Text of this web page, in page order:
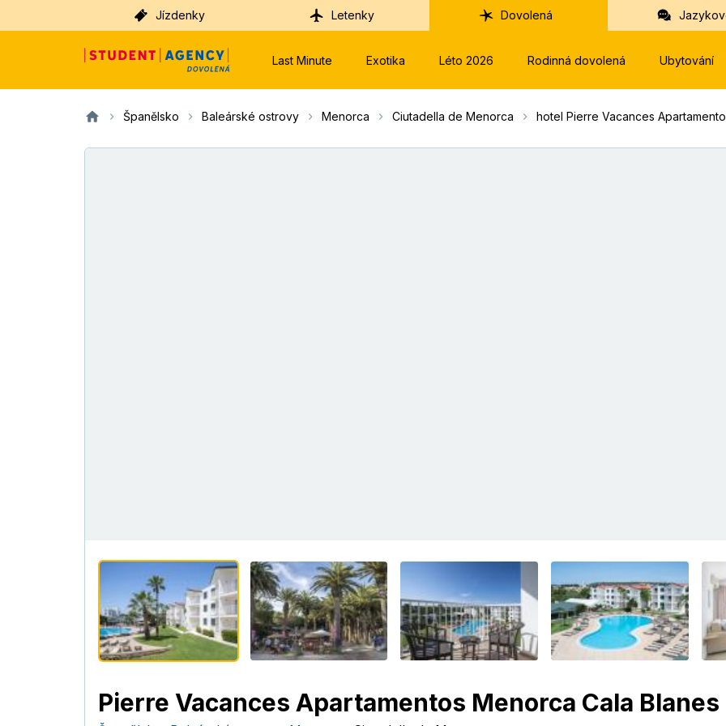
Jízdenky Letenky Dovolená
Last Minute Exotika Léto 2026 Rodinná dovolená Ubytování
Španělsko Baleárské ostrovy Menorca Ciutadella de Menorca hotel Pierre Vacances
Pierre Vacances Apartamentos Menorca Cala Blanes